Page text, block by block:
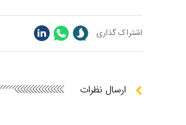
اشتراک گذاری
ارسال نظرات